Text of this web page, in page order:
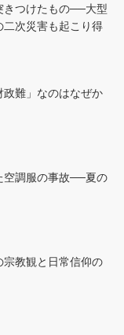
きつけたもの──大型
次災害も起こり得
難」なのはなぜか
空調服の事故──夏の
宗教観と日常信仰の